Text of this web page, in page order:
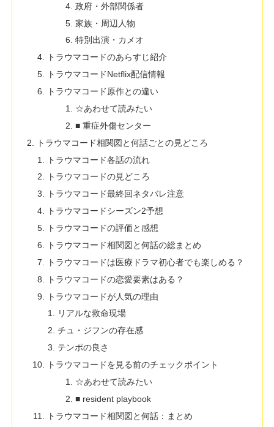
政府・外部関係者
家族・周辺人物
特別出演・カメオ
トラウマコードのあらすじ紹介
トラウマコードNetflix配信情報
トラウマコード原作との違い
☆あわせて読みたい
■ 重症外傷センター
トラウマコード相関図と何話ごとの見どころ
トラウマコード各話の流れ
トラウマコードの見どころ
トラウマコード最終回ネタバレ注意
トラウマコードシーズン2予想
トラウマコードの評価と感想
トラウマコード相関図と何話の総まとめ
トラウマコードは医療ドラマ初心者でも楽しめる？
トラウマコードの恋愛要素はある？
トラウマコードが人気の理由
リアルな救命現場
チュ・ジフンの存在感
テンポの良さ
トラウマコードを見る前のチェックポイント
☆あわせて読みたい
■ resident playbook
トラウマコード相関図と何話：まとめ